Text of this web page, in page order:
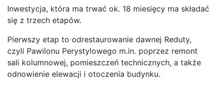
Inwestycja, która ma trwać ok. 18 miesięcy ma składać
się z trzech etapów.
Pierwszy etap to odrestaurowanie dawnej Reduty,
czyli Pawilonu Perystylowego m.in. poprzez remont
sali kolumnowej, pomieszczeń technicznych, a także
odnowienie elewacji i otoczenia budynku.